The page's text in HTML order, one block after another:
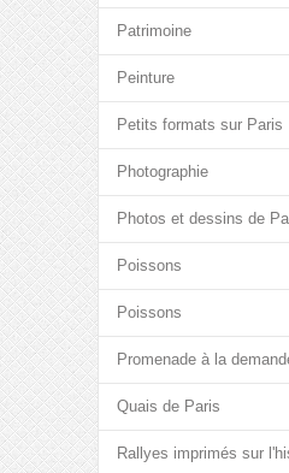
Patrimoine
Peinture
Petits formats sur Paris
Photographie
Photos et dessins de
Poissons
Poissons
Promenade à la
Quais de Paris
Rallyes imprimés sur